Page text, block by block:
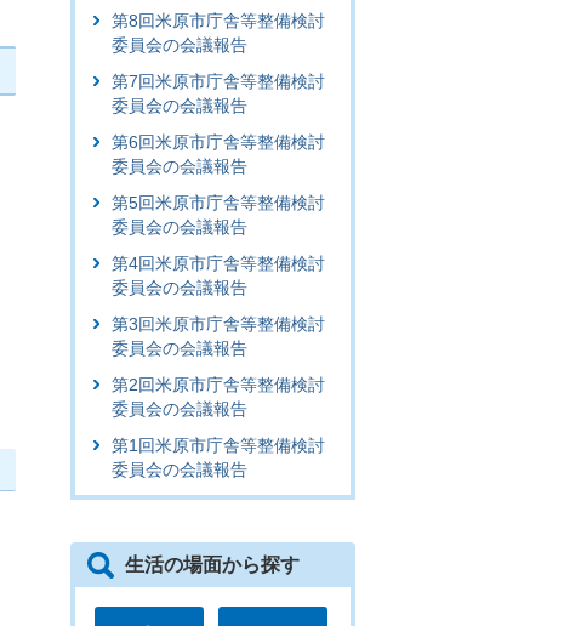
第8回米原市庁舎等整備検討
委員会の会議報告
第7回米原市庁舎等整備検討
委員会の会議報告
第6回米原市庁舎等整備検討
委員会の会議報告
第5回米原市庁舎等整備検討
委員会の会議報告
第4回米原市庁舎等整備検討
委員会の会議報告
第3回米原市庁舎等整備検討
委員会の会議報告
第2回米原市庁舎等整備検討
委員会の会議報告
第1回米原市庁舎等整備検討
委員会の会議報告
生活の場面から探す